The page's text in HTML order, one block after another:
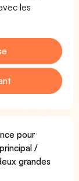
les
pour
/
grandes